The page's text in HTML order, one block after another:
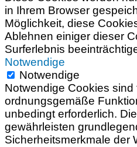
in Ihrem Browser
Möglichkeit, diese
Ablehnen einiger dieser
Surferlebnis
Notwendige
Notwendige
Notwendige Cookies sind
ordnungsgemäße
unbedingt erforderlich.
gewährleisten
Sicherheitsmerkmale der